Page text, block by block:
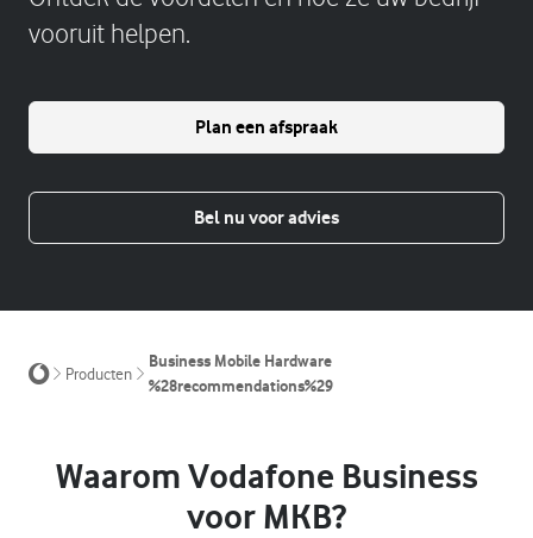
vooruit helpen.
Plan een afspraak
Bel nu voor advies
Producten
Business Mobile Hardware
%28recommendations%29
Waarom Vodafone Business
voor MKB?